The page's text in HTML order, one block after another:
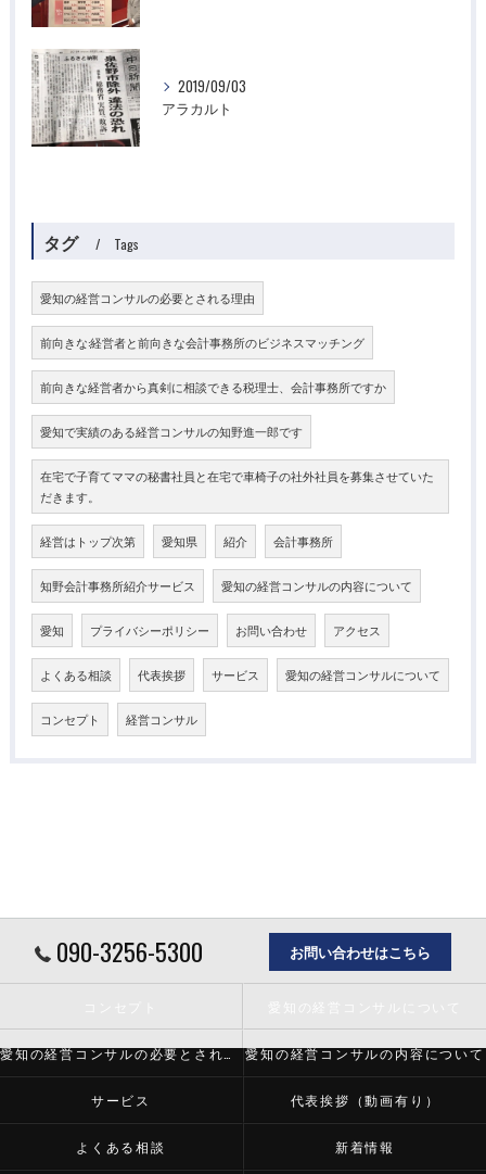
2019/09/03
アラカルト
タグ Tags
愛知の経営コンサルの必要とされる理由
前向きな:経営者と前向きな会計事務所のビジネスマッチング
前向きな経営者から真剣に相談できる税理士、会計事務所ですか
愛知で実績のある経営コンサルの知野進一郎です
在宅で子育てママの秘書社員と在宅で車椅子の社外社員を募集させていた
だきます。
経営はトップ次第 愛知県 紹介 会計事務所
知野会計事務所紹介サービス 愛知の経営コンサルの内容について
愛知 プライバシーポリシー お問い合わせ アクセス
よくある相談 代表挨拶 サービス 愛知の経営コンサルについて
コンセプト 経営コンサル
090-3256-5300 お問い合わせはこちら
愛知の経営コンサルの必要とされる理由 愛知の経営コンサルの内容について
サービス 代表挨拶（動画有り）
よくある相談 新着情報